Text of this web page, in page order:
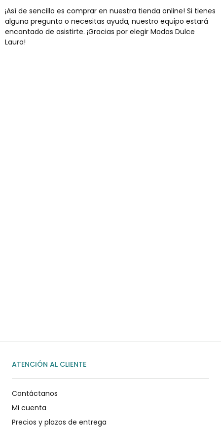
¡Así de sencillo es comprar en nuestra tienda online! Si tienes
alguna pregunta o necesitas ayuda, nuestro equipo estará
encantado de asistirte. ¡Gracias por elegir Modas Dulce
Laura!
ATENCIÓN AL CLIENTE
Contáctanos
Mi cuenta
Precios y plazos de entrega